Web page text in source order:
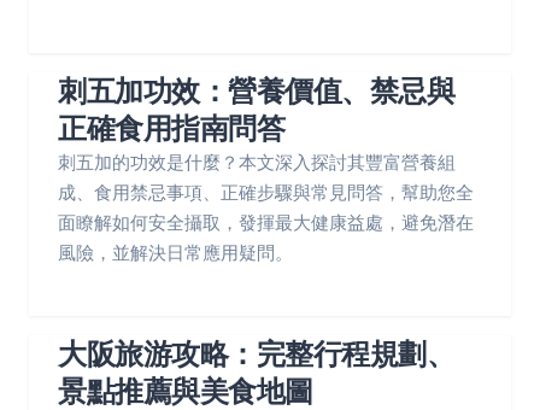
刺五加功效：營養價值、禁忌與
正確食用指南問答
刺五加的功效是什麼？本文深入探討其豐富營養組
成、食用禁忌事項、正確步驟與常見問答，幫助您全
面瞭解如何安全攝取，發揮最大健康益處，避免潛在
風險，並解決日常應用疑問。
大阪旅游攻略：完整行程規劃、
景點推薦與美食地圖